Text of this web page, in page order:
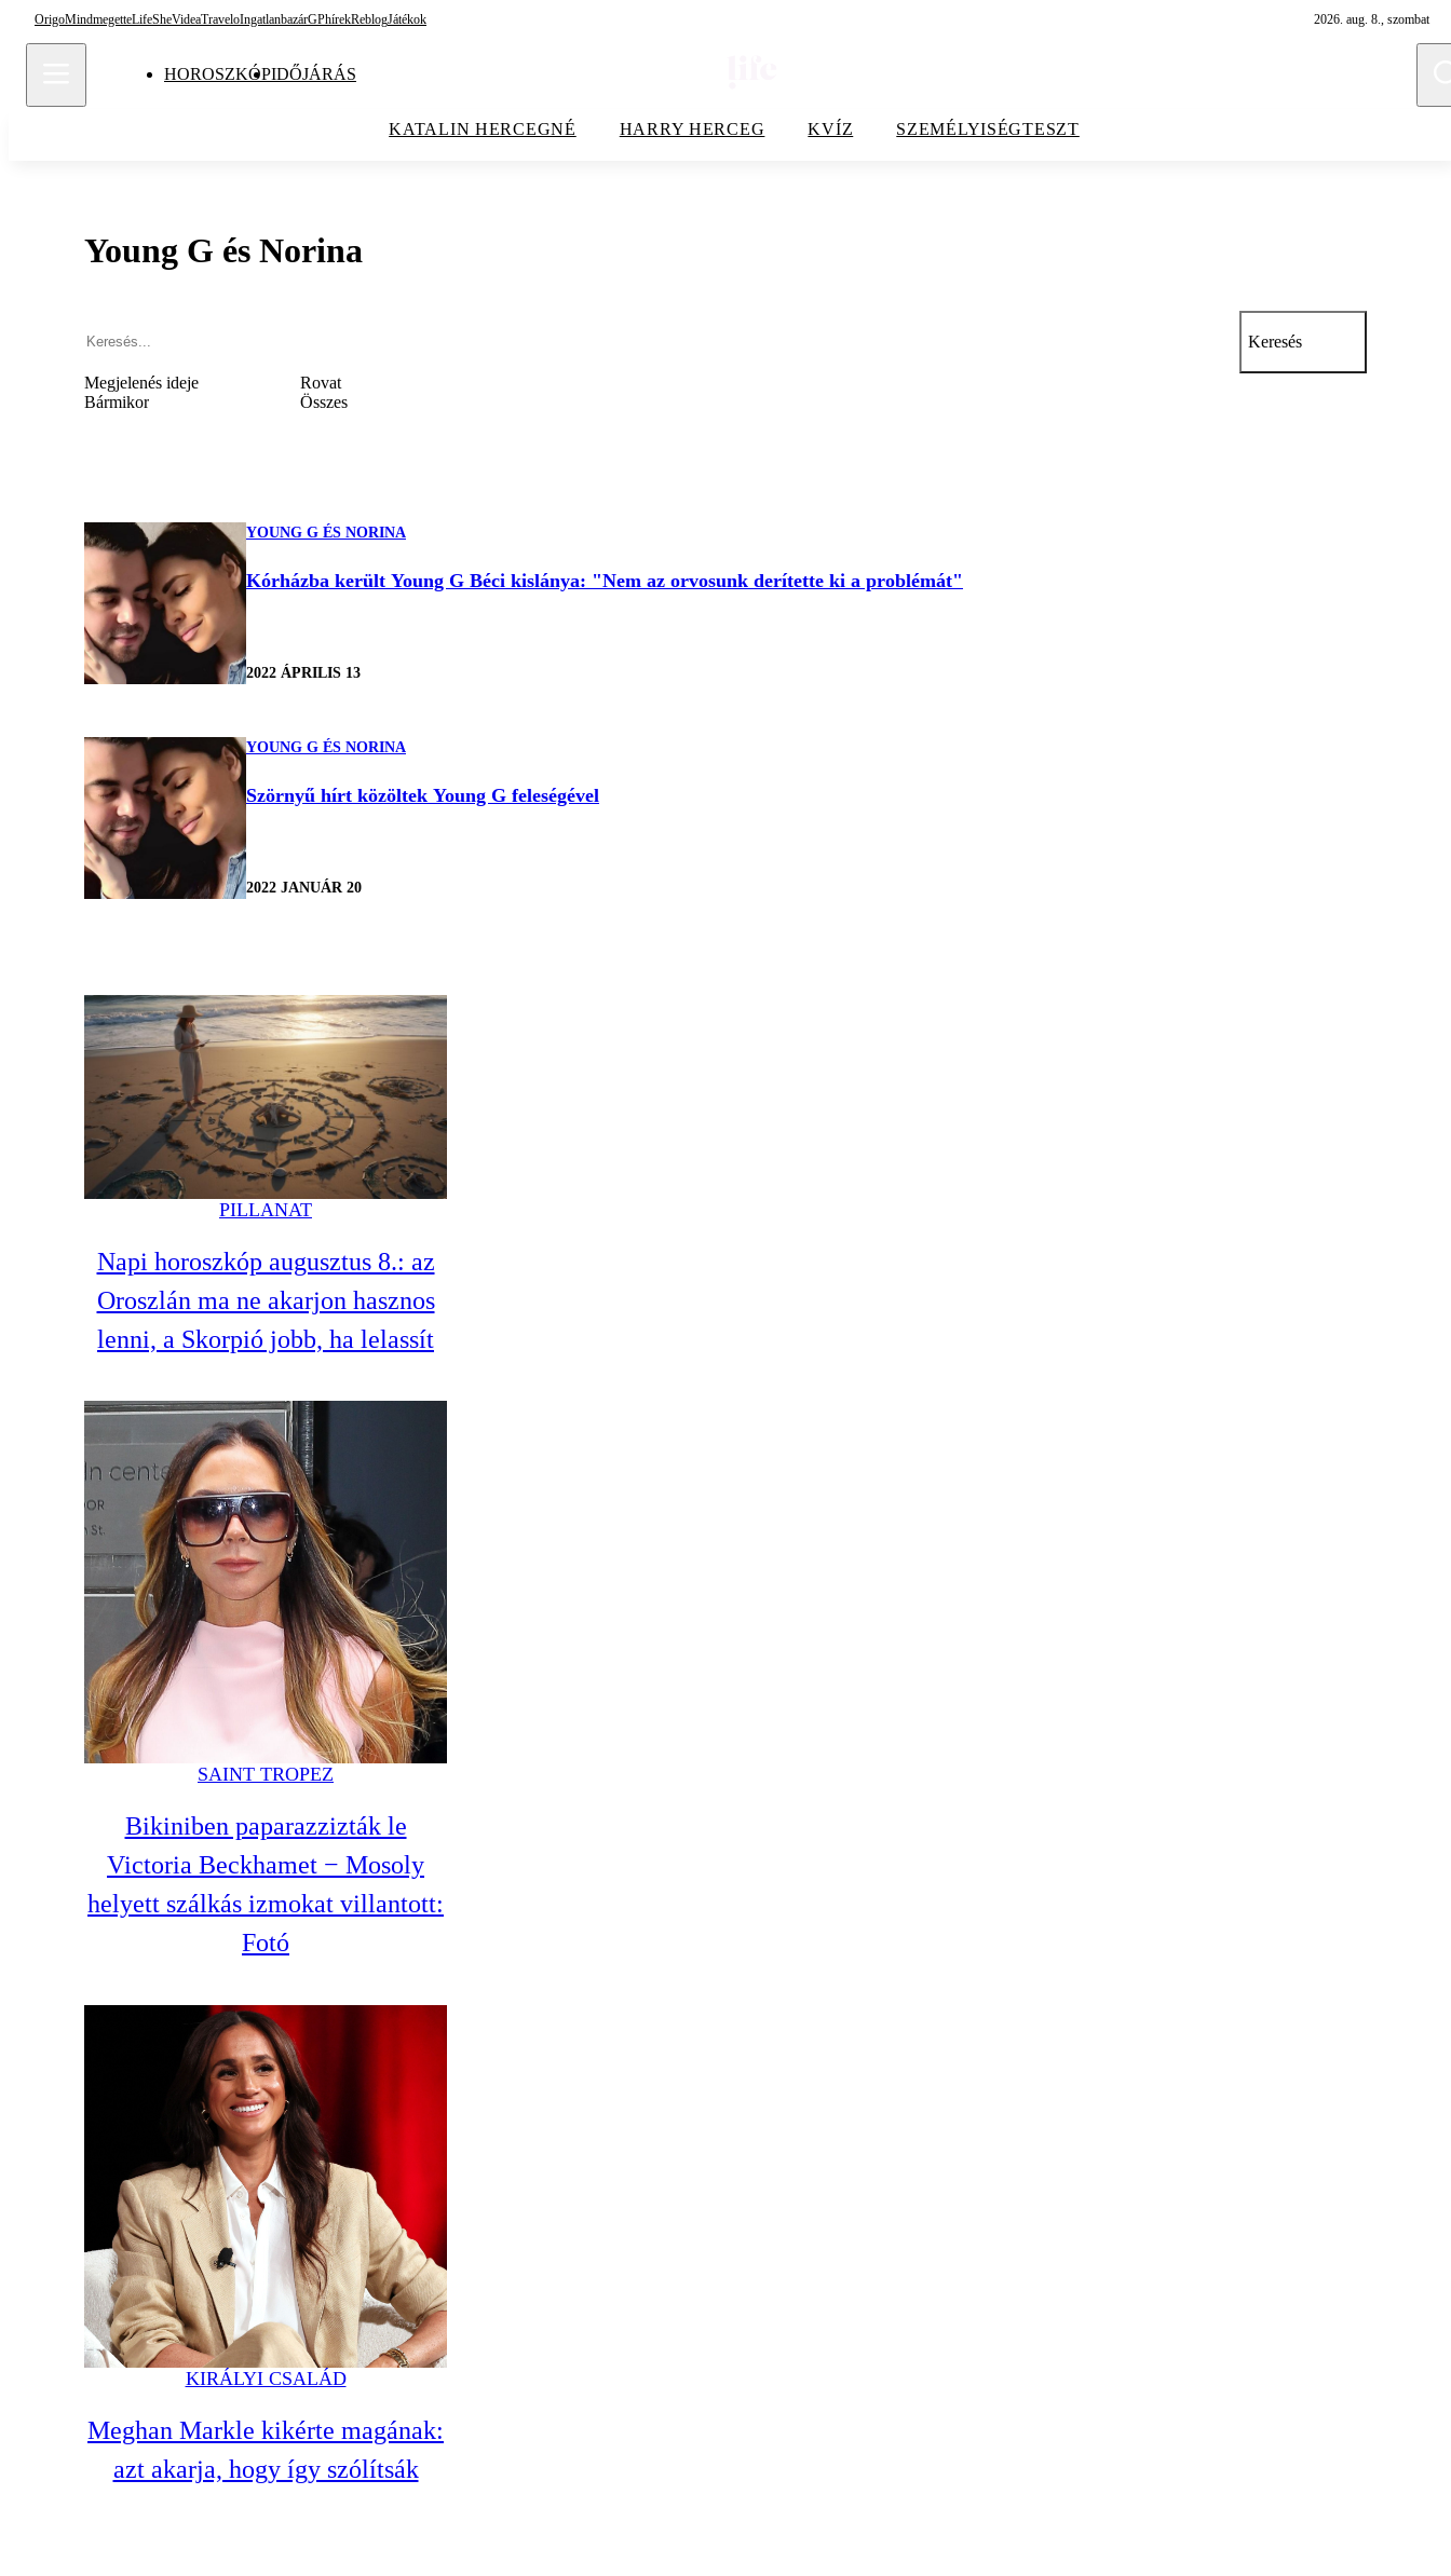
OrigoMindmegetteLifeSheVideaTraveloIngatlanbazárGPhírekReblogJátékok 2026. aug. 8., szombat
HOROSZKÓPIDŐJÁRÁS
KATALIN HERCEGNÉ HARRY HERCEG KVÍZ SZEMÉLYISÉGTESZT
Young G és Norina
Keresés
Megjelenés ideje
Bármikor
Rovat
Összes
YOUNG G ÉS NORINA
Kórházba került Young G Béci kislánya: "Nem az orvosunk derítette ki a problémát"
2022 ÁPRILIS 13
YOUNG G ÉS NORINA
Szörnyű hírt közöltek Young G feleségével
2022 JANUÁR 20
PILLANAT
Napi horoszkóp augusztus 8.: az
Oroszlán ma ne akarjon hasznos
lenni, a Skorpió jobb, ha lelassít
SAINT TROPEZ
Bikiniben paparazzizták le
Victoria Beckhamet − Mosoly
helyett szálkás izmokat villantott:
Fotó
KIRÁLYI CSALÁD
Meghan Markle kikérte magának:
azt akarja, hogy így szólítsák